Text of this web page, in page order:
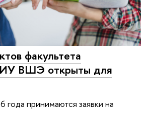
факультета
ВШЭ открыты для
принимаются заявки на